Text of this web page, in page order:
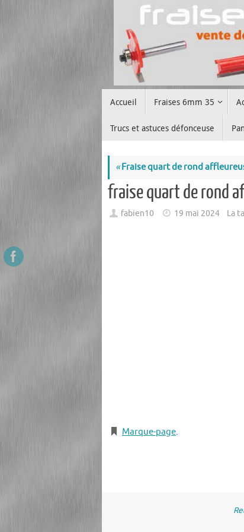
Accueil Fraises 6mm 35
Trucs et astuces défonceuse
«Fraise quart de rond
fraise quart de rond
fabien10 19 mai 2024 La
Marque-page.